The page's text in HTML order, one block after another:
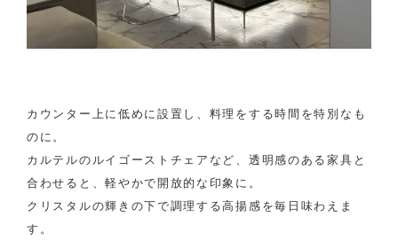
カウンター上に低めに設置し、料理をする時間を特別なも
のに。
カルテルのルイゴーストチェアなど、透明感のある家具と
合わせると、軽やかで開放的な印象に。
クリスタルの輝きの下で調理する高揚感を毎日味わえま
す。